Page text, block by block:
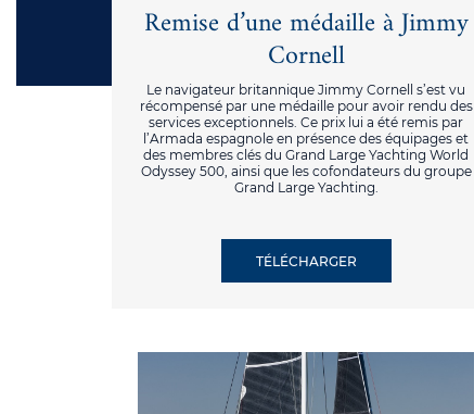
Remise d’une médaille à Jimmy
Cornell
Le navigateur britannique Jimmy Cornell s’est vu
récompensé par une médaille pour avoir rendu des
services exceptionnels. Ce prix lui a été remis par
l’Armada espagnole en présence des équipages et
des membres clés du Grand Large Yachting World
Odyssey 500, ainsi que les cofondateurs du groupe
Grand Large Yachting.
TÉLÉCHARGER